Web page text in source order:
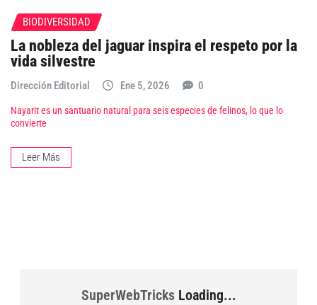
BIODIVERSIDAD
La nobleza del jaguar inspira el respeto por la
vida silvestre
Dirección Editorial Ene 5, 2026 0
Nayarit es un santuario natural para seis especies de felinos, lo que lo
convierte
Leer Más
SuperWebTricksLoading...